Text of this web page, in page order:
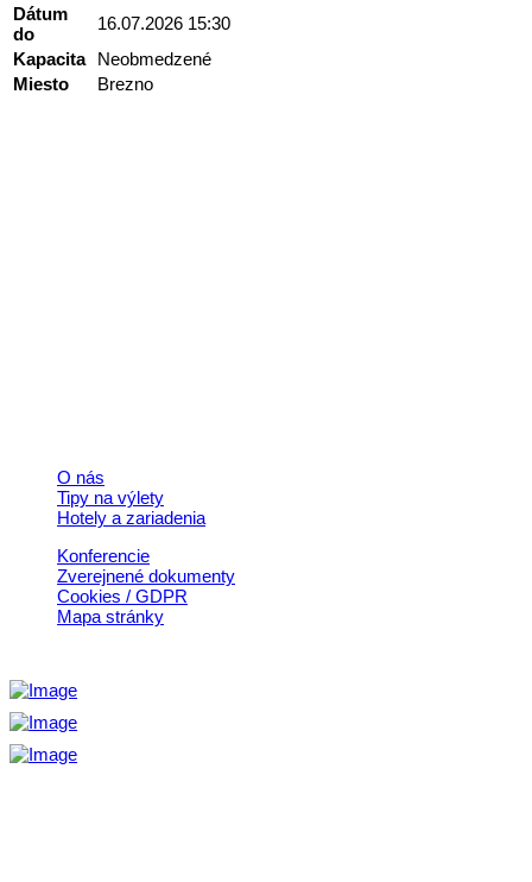
Dátum
do
16.07.2026 15:30
Kapacita
Neobmedzené
Miesto
Brezno
O nás
Tipy na výlety
Hotely a zariadenia
Konferencie
Zverejnené dokumenty
Cookies / GDPR
Mapa stránky